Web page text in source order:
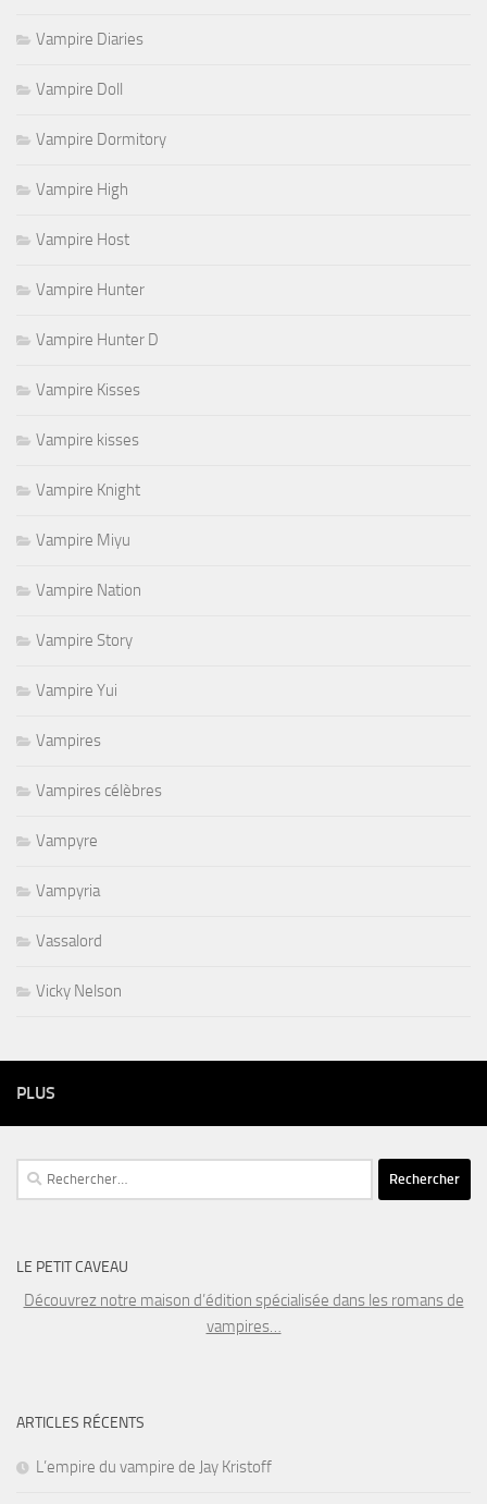
Vampire Diaries
Vampire Doll
Vampire Dormitory
Vampire High
Vampire Host
Vampire Hunter
Vampire Hunter D
Vampire Kisses
Vampire kisses
Vampire Knight
Vampire Miyu
Vampire Nation
Vampire Story
Vampire Yui
Vampires
Vampires célèbres
Vampyre
Vampyria
Vassalord
Vicky Nelson
PLUS
Rechercher :
LE PETIT CAVEAU
Découvrez notre maison d’édition spécialisée dans les romans de
vampires…
ARTICLES RÉCENTS
L’empire du vampire de Jay Kristoff